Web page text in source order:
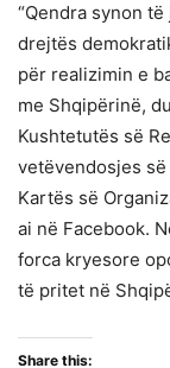
“Qendra synon
drejtës
për realizimin e
me Shqipërinë,
Kushtetutës së
vetëvendosjes
Kartës së
ai në Facebook.
forca kryesore
të pritet në
Share this: